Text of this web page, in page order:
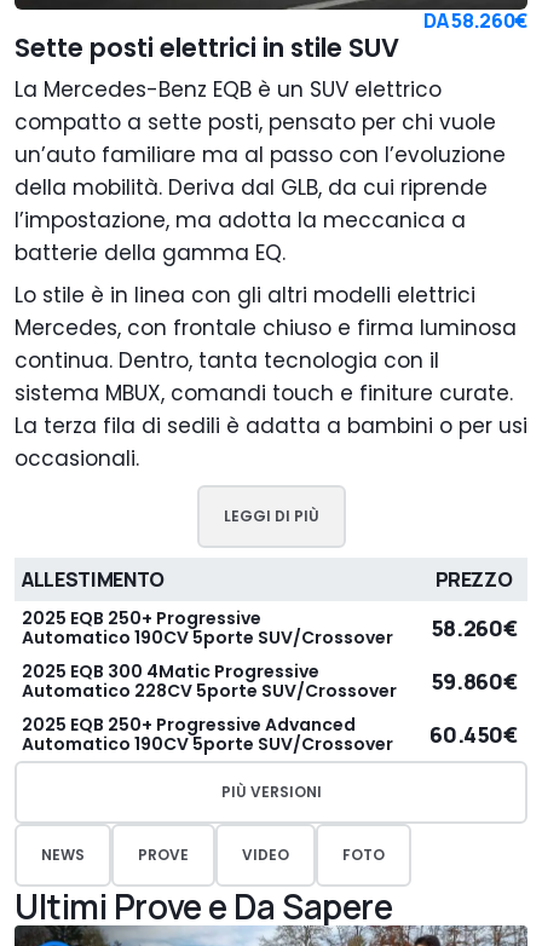
DA58.260€
Sette posti elettrici in stile SUV
La Mercedes-Benz EQB è un SUV elettrico
compatto a sette posti, pensato per chi vuole
un’auto familiare ma al passo con l’evoluzione
della mobilità. Deriva dal GLB, da cui riprende
l’impostazione, ma adotta la meccanica a
batterie della gamma EQ.
Lo stile è in linea con gli altri modelli elettrici
Mercedes, con frontale chiuso e firma luminosa
continua. Dentro, tanta tecnologia con il
sistema MBUX, comandi touch e finiture curate.
La terza fila di sedili è adatta a bambini o per usi
occasionali.
LEGGI DI PIÙ
ALLESTIMENTO PREZZO
2025 EQB 250+ Progressive
Automatico 190CV 5porte SUV/Crossover
58.260€
2025 EQB 300 4Matic Progressive
Automatico 228CV 5porte SUV/Crossover
59.860€
2025 EQB 250+ Progressive Advanced
Automatico 190CV 5porte SUV/Crossover
60.450€
PIÙ VERSIONI
NEWS PROVE VIDEO FOTO
Ultimi Prove e Da Sapere